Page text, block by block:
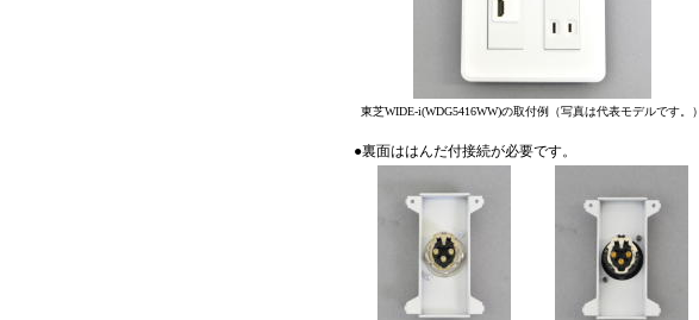
東芝WIDE-i(WDG5416WW)の取付例（写真は代表モデルです。）
●裏面ははんだ付接続が必要です。